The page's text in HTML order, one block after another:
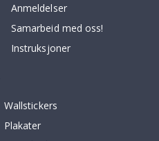
Anmeldelser
Samarbeid med oss!
Instruksjoner
Wallstickers
Plakater